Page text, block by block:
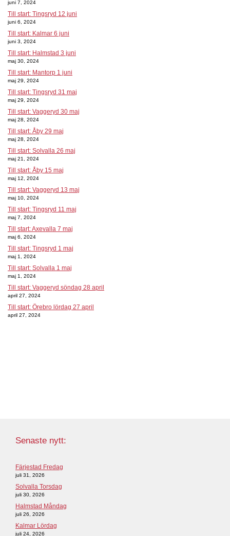
juni 7, 2024
Till start: Tingsryd 12 juni
juni 6, 2024
Till start: Kalmar 6 juni
juni 3, 2024
Till start: Halmstad 3 juni
maj 30, 2024
Till start: Mantorp 1 juni
maj 29, 2024
Till start: Tingsryd 31 maj
maj 29, 2024
Till start: Vaggeryd 30 maj
maj 28, 2024
Till start: Åby 29 maj
maj 28, 2024
Till start: Solvalla 26 maj
maj 21, 2024
Till start: Åby 15 maj
maj 12, 2024
Till start: Vaggeryd 13 maj
maj 10, 2024
Till start: Tingsryd 11 maj
maj 7, 2024
Till start: Axevalla 7 maj
maj 6, 2024
Till start: Tingsryd 1 maj
maj 1, 2024
Till start: Solvalla 1 maj
maj 1, 2024
Till start: Vaggeryd söndag 28 april
april 27, 2024
Till start: Örebro lördag 27 april
april 27, 2024
Senaste nytt:
Färjestad Fredag
juli 31, 2026
Solvalla Torsdag
juli 30, 2026
Halmstad Måndag
juli 26, 2026
Kalmar Lördag
juli 24, 2026